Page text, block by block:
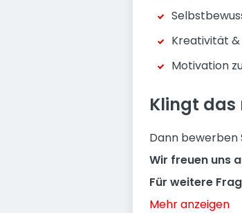
Kreativität
Motivation
Klingt das
Dann bewerben
Wir freuen uns
Für weitere
Mehr anzeigen